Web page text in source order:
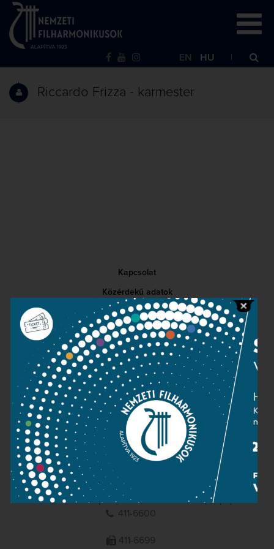
EN HU
Riccardo Frizza - karmester
Kapcsolat
Közérdekű adatok
Sajtószoba
Adatvédelem
Impresszum
NEMZETI
FILHARMONIKUSOK
1095 Budapest, Komor Marcell u. 1. (Müpa)
411-6600
411-6699